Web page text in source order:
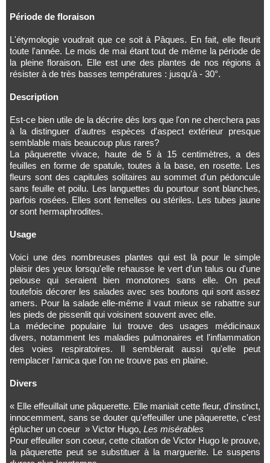
Période de floraison
L'étymologie voudrait que ce soit à Pâques. En fait, elle fleurit
toute l'année. Le mois de mai étant tout de même la période de
la pleine floraison. Elle est une des plantes de nos régions à
résister à de très basses températures : jusqu'à - 30°.
Description
Est-ce bien utile de la décrire dès lors que l'on ne cherchera pas
à la distinguer d'autres espèces d'aspect extérieur presque
semblable mais beaucoup plus rares?
La pâquerette vivace, haute de 5 à 15 centimètres, a des
feuilles en forme de spatule, toutes à la base, en rosette. Les
fleurs sont des capitules solitaires au sommet d'un pédoncule
sans feuille et poilu. Les languettes du pourtour sont blanches,
parfois rosées. Elles sont femelles ou stériles. Les tubes jaune
or sont hermaphrodites.
Usage
Voici une des nombreuses plantes qui est là pour le simple
plaisir des yeux lorsqu'elle rehausse le vert d'un talus ou d'une
pelouse qui seraient bien monotones sans elle. On peut
toutefois décorer les salades avec ses boutons qui sont assez
amers. Pour la salade elle-même il vaut mieux se rabattre sur
les pieds de pissenlit qui voisinent souvent avec elle.
La médecine populaire lui trouve des usages médicinaux
divers, notamment les maladies pulmonaires et l'inflammation
des voies respiratoires. Il semblerait aussi qu'elle peut
remplacer l'arnica que l'on ne trouve pas en plaine.
Divers
« Elle effeuillait une pâquerette. Elle maniait cette fleur, d'instinct,
innocemment, sans se douter qu'effeuiller une pâquerette, c'est
éplucher un coeur » Victor Hugo, Les misérables
Pour effeuiller son coeur, cette citation de Victor Hugo le prouve,
la pâquerette peut se substituer à la marguerite. Le suspens